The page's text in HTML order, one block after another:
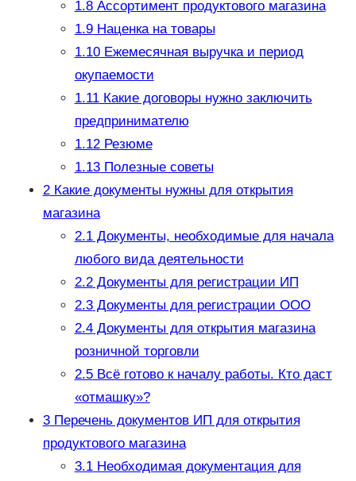
1.8Ассортимент продуктового магазина
1.9Наценка на товары
1.10Ежемесячная выручка и период
окупаемости
1.11Какие договоры нужно заключить
предпринимателю
1.12Резюме
1.13Полезные советы
2Какие документы нужны для открытия
магазина
2.1Документы, необходимые для начала
любого вида деятельности
2.2Документы для регистрации ИП
2.3Документы для регистрации ООО
2.4Документы для открытия магазина
розничной торговли
2.5Всё готово к началу работы. Кто даст
«отмашку»?
3Перечень документов ИП для открытия
продуктового магазина
3.1Необходимая документация для